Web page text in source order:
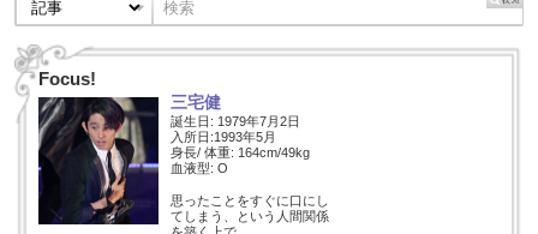
Focus!
三宅健
誕生日: 1979年7月2日
入所日:1993年5月
身長/ 体重: 164cm/49kg
血液型: O
思ったことをすぐに口にし
てしまう、という人間関係